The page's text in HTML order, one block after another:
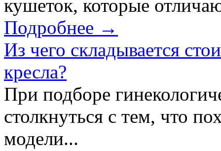
кушеток, которые
Подробнее →
Из чего складывается
кресла?
При подборе
столкнуться с тем, что
модели...